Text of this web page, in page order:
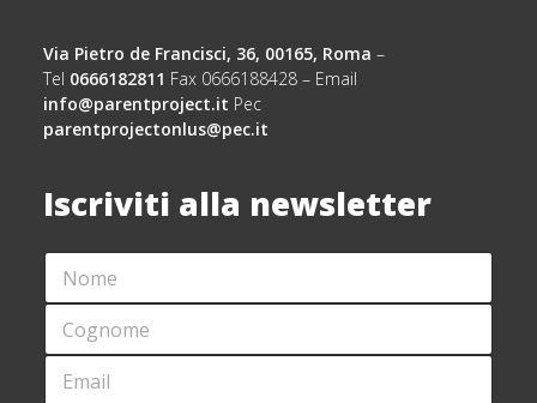
Via Pietro de Francisci, 36, 00165, Roma –
Tel 0666182811 Fax 0666188428 – Email
info@parentproject.it Pec
parentprojectonlus@pec.it
Iscriviti alla newsletter
N
M
*
C
G
O
AE